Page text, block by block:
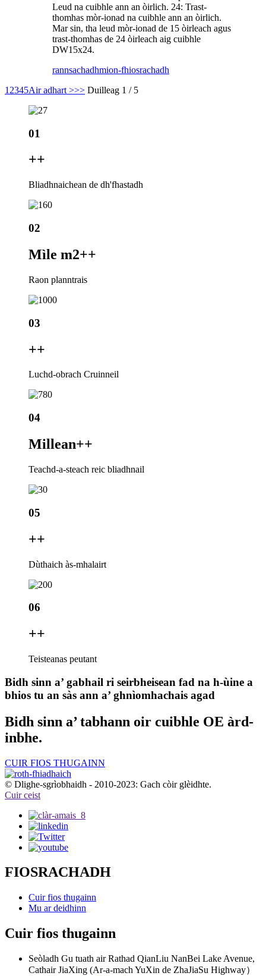
Leud na cuibhle ann an òirlich. 24: Trast-
thomhas mòr-ionad na cuibhle ann an òirlich.
Mar sin, tha leud mòr-ionad de 15 òirleach agus
trast-thomhas de 24 òirleach aig cuibhle
DW15x24.
rannsachadhmion-fhiosrachadh
1 2345Air adhart >>> Duilleag 1 / 5
01
++
Bliadhnaichean de dh'fhastadh
02
Mìle m2++
Raon planntrais
03
++
Luchd-obrach Cruinneil
04
Millean++
Teachd-a-steach reic bliadhnail
05
++
Dùthaich às-mhalairt
06
++
Teisteanas peutant
Bidh sinn a’ gabhail ri seirbheisean fad na h-ùine a
bhios tu an sàs ann a’ ghnìomhachais agad
Bidh sinn a’ tabhann oir cuibhle OE àrd-
inbhe.
CUIR FIOS THUGAINN
© Dlighe-sgrìobhaidh - 2010-2023: Gach còir glèidhte.
Cuir ceist
FIOSRACHADH
Cuir fios thugainn
Mu ar deidhinn
Cuir fios thugainn
Seòladh Gu tuath air Rathad QianLiu NanBei Lake Avenue,
Cathair JiaXing (Ar-a-mach YuXin de ZhaJiaSu Highway）